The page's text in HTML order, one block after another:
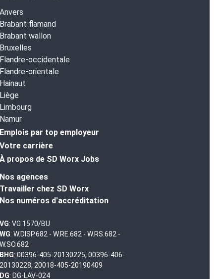
Anvers
Brabant flamand
Brabant wallon
Bruxelles
Flandre-occidentale
Flandre-orientale
Hainaut
Liège
Limbourg
Namur
Emplois par top employeur
Votre carrière
À propos de SD Worx Jobs
Nos agences
Travailler chez SD Worx
Nos numéros d'accréditation
VG: VG 1570/BU
WG: W.DISP.682 - W.RE.682 - W.RS.682 -
W.SO.682
BHG: 00396-405-20130225, 00396-406-
20130228, 20018-405-20190409
DG: DG-LAV-024